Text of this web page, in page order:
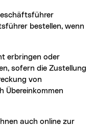
bestellen, wenn
erbringen oder
sofern die Zustellung
von
Übereinkommen